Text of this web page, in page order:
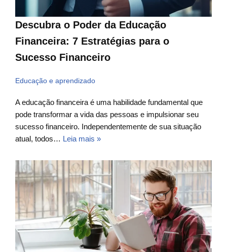
Descubra o Poder da Educação
Financeira: 7 Estratégias para o
Sucesso Financeiro
Educação e aprendizado
A educação financeira é uma habilidade fundamental que
pode transformar a vida das pessoas e impulsionar seu
sucesso financeiro. Independentemente de sua situação
atual, todos… Leia mais »